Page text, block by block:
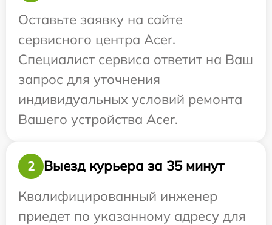
Оставьте заявку на сайте
сервисного центра Acer.
Специалист сервиса ответит на Ваш
запрос для уточнения
индивидуальных условий ремонта
Вашего устройства Acer.
2
Выезд курьера за 35 минут
Квалифицированный инженер
приедет по указанному адресу для